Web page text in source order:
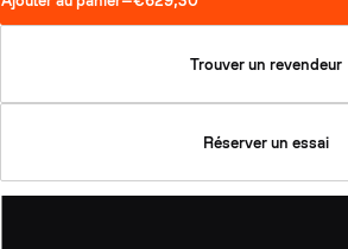
Trouver un revendeur
Réserver un essai